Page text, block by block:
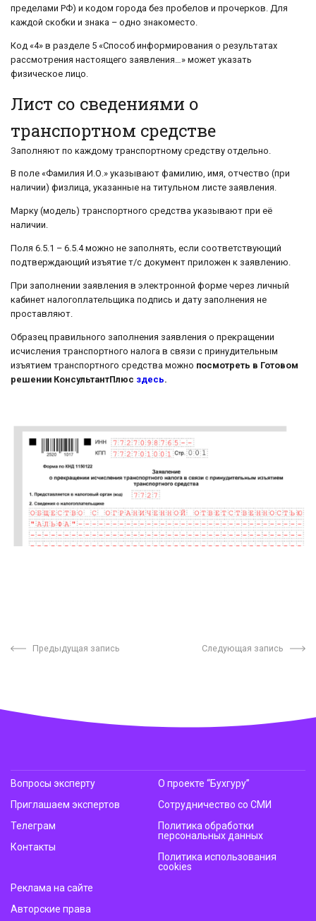
пределами РФ) и кодом города без пробелов и прочерков. Для
каждой скобки и знака – одно знакоместо.
Код «4» в разделе 5 «Способ информирования о результатах
рассмотрения настоящего заявления…» может указать
физическое лицо.
Лист со сведениями о
транспортном средстве
Заполняют по каждому транспортному средству отдельно.
В поле «Фамилия И.О.» указывают фамилию, имя, отчество (при
наличии) физлица, указанные на титульном листе заявления.
Марку (модель) транспортного средства указывают при её
наличии.
Поля 6.5.1 – 6.5.4 можно не заполнять, если соответствующий
подтверждающий изъятие т/с документ приложен к заявлению.
При заполнении заявления в электронной форме через личный
кабинет налогоплательщика подпись и дату заполнения не
проставляют.
Образец правильного заполнения заявления о прекращении
исчисления транспортного налога в связи с принудительным
изъятием транспортного средства можно посмотреть в Готовом
решении КонсультантПлюс здесь.
Предыдущая запись Следующая запись
Вопросы эксперту
Приглашаем экспертов
Телеграм
Контакты
О проекте “Бухгуру”
Сотрудничество со СМИ
Политика обработки
персональных данных
Политика использования
cookies
Реклама на сайте
Авторские права